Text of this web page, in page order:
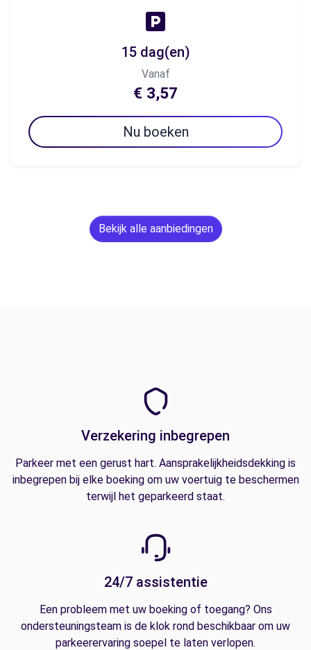
15 dag(en)
Vanaf
€ 3,57
Nu boeken
Bekijk alle aanbiedingen
Verzekering inbegrepen
Parkeer met een gerust hart. Aansprakelijkheidsdekking is
inbegrepen bij elke boeking om uw voertuig te beschermen
terwijl het geparkeerd staat.
24/7 assistentie
Een probleem met uw boeking of toegang? Ons
ondersteuningsteam is de klok rond beschikbaar om uw
parkeerervaring soepel te laten verlopen.